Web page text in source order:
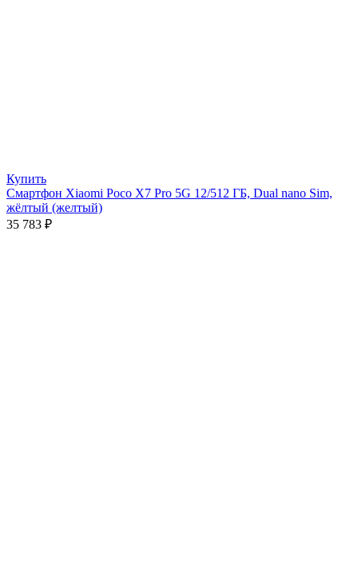
Купить
Смартфон Xiaomi Poco X7 Pro 5G 12/512 ГБ, Dual nano Sim,
жёлтый (желтый)
35 783 ₽